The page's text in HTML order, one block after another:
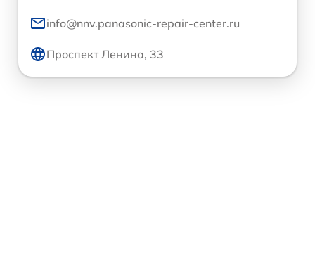
info@nnv.panasonic-repair-center.ru
Проспект Ленина, 33